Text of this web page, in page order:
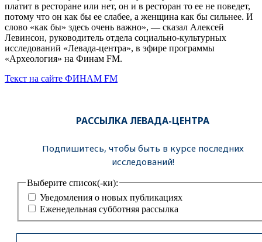
платит в ресторане или нет, он и в ресторан то ее не поведет,
потому что он как бы ее слабее, а женщина как бы сильнее. И
слово «как бы» здесь очень важно», — сказал Алексей
Левинсон, руководитель отдела социально-культурных
исследований «Левада-центра», в эфире программы
«Археология» на Финам FM.
Текст на сайте ФИНАМ FM
РАССЫЛКА ЛЕВАДА-ЦЕНТРА
Подпишитесь, чтобы быть в курсе последних
исследований!
Выберите список(-ки):
Уведомления о новых публикациях
Еженедельная субботняя рассылка